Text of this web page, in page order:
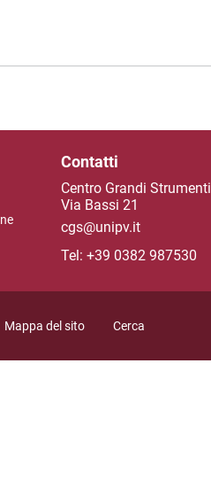
Contatti
Centro Grandi Strumenti
Via Bassi 21
cgs@unipv.it
Tel: +39 0382 987530
Mappa del sito Cerca